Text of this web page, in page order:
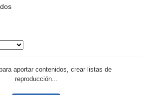
aportar contenidos, crear listas de
reproducción...